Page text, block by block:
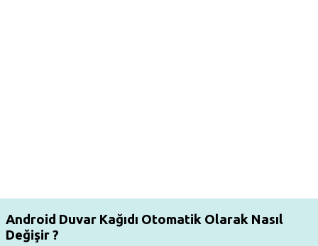
Android Duvar Kağıdı Otomatik Olarak Nasıl
Değişir ?